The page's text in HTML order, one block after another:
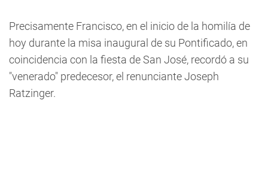
Precisamente Francisco, en el inicio de la homilía de
hoy durante la misa inaugural de su Pontificado, en
coincidencia con la fiesta de San José, recordó a su
"venerado" predecesor, el renunciante Joseph
Ratzinger.